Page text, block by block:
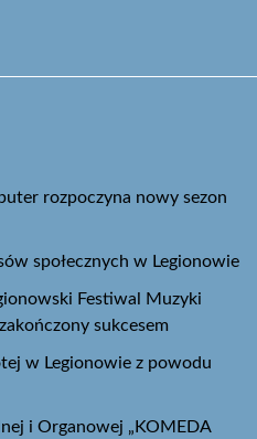
rozpoczyna nowy sezon
społecznych w Legionowie
Festiwal Muzyki
sukcesem
w Legionowie z powodu
i Organowej „KOMEDA